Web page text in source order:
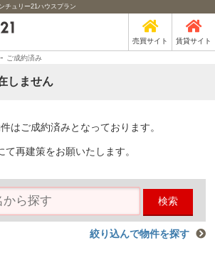
チュリー21ハウスプラン
売買サイト 賃貸サイト
- ご成約済み
しません
はご成約済みとなっております。
て再建策をお願いたします。
検索
絞り込んで物件を探す